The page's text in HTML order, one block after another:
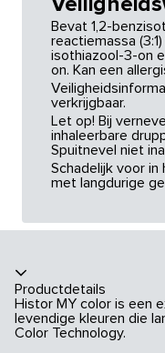
Bevat 1,2-
reactiemassa
isothiazool-3-on
on. Kan een
verkrijgbaar.
Let op! Bij
inhaleerbare
Spuitnevel niet
Schadelijk voor in
met langdurige
Productdetails
Histor MY color is een
levendige kleuren die
Color Technology.